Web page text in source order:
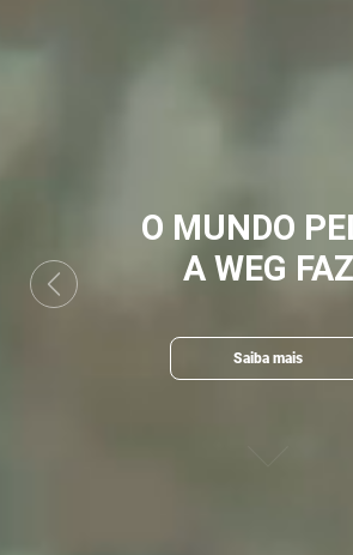
O MUNDO
A WEG FAZ
Saiba mais
Previous